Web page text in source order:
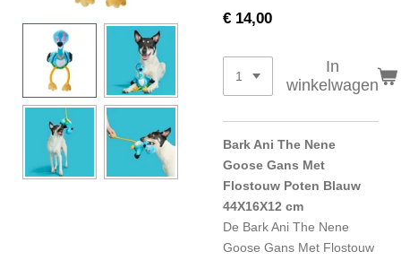
€ 14,00
In
winkelwagen
Bark Ani The Nene
Goose Gans Met
Flostouw Poten Blauw
44X16X12 cm
De Bark Ani The Nene
Goose Gans Met Flostouw